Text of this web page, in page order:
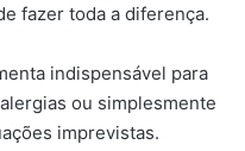
fazer toda a diferença.
indispensável para
ou simplesmente
imprevistas.